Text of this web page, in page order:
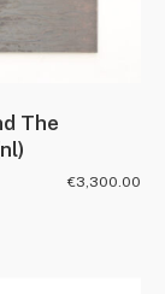
The
€3,300.00